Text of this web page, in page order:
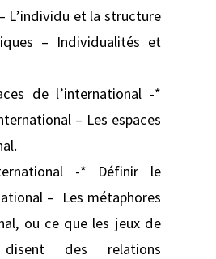
L’individu et la structure
– Individualités et
de l’international -*
– Les espaces
-* Définir le
– Les métaphores
ou ce que les jeux de
des relations